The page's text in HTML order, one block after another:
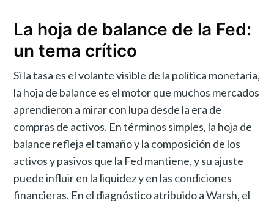
La hoja de balance de la Fed:
un tema crítico
Si la tasa es el volante visible de la política monetaria,
la hoja de balance es el motor que muchos mercados
aprendieron a mirar con lupa desde la era de
compras de activos. En términos simples, la hoja de
balance refleja el tamaño y la composición de los
activos y pasivos que la Fed mantiene, y su ajuste
puede influir en la liquidez y en las condiciones
financieras. En el diagnóstico atribuido a Warsh, el